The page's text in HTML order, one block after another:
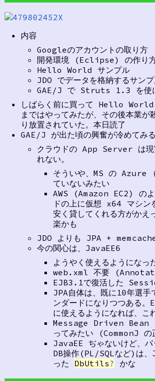
内容
Googleのアカウントの取り方
開発環境 (Eclipse) の作り
Hello World サンプル
JDO でデータを格納するサン
GAE/J で Struts 1.3 を使
しばらく前に買って Hello World
まではやってみたが、その後本業が
り放置されていた。本日読了
GAE/J が出た頃の興奮が冷めてみる
クラウドの App Server は現
れない。
そういや、MS の Azure
ていないみたい
AWS (Amazon EC2) のよ
ドの上に仮想 x64 マシン
安く貸してくれる方がかえ
楽かも
JDO よりも JPA +
今の関心は、JavaEE6
ようやく使えるようになっ
web.xml 不要
EJB3.1で復活した
JPA自体は、既に10年選手
ンダードになりつつある
に使えるようになれば、こ
Message Driven Bean
ってみたい (CommonJ の
JavaEE ぢゃないけど、バ
DB操作(PL/SQLなど)は
った DbUtils? かな